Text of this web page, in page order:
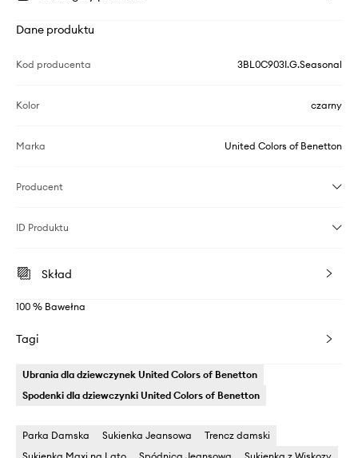
Dane produktu
Kod producenta 3BL0C903I.G.Seasonal
Kolor czarny
Marka United Colors of Benetton
Producent
ID Produktu
Skład
100 % Bawełna
Tagi
Ubrania dla dziewczynek United Colors of Benetton
Spodenki dla dziewczynki United Colors of Benetton
Parka Damska Sukienka Jeansowa
Trencz damski